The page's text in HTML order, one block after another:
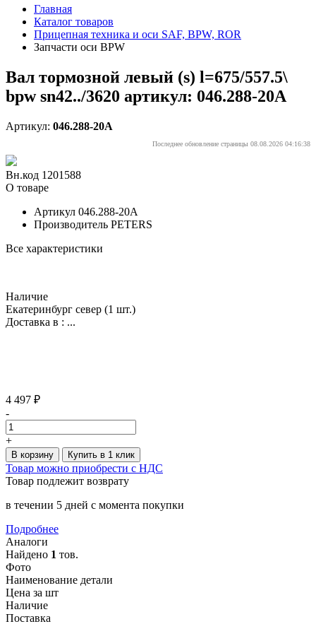
Главная
Каталог товаров
Прицепная техника и оси SAF, BPW, ROR
Запчасти оси BPW
Вал тормозной левый (s) l=675/557.5\
bpw sn42../3620 артикул: 046.288-20A
Артикул: 046.288-20A
Последнее обновление страницы 08.08.2026 04:16:38
Вн.код 1201588
О товаре
Артикул 046.288-20A
Производитель PETERS
Все характеристики
Наличие
Екатеринбург север (1 шт.)
Доставка в : ...
4 497 ₽
-
+
В корзину Купить в 1 клик
Товар можно приобрести с НДС
Товар подлежит возврату
в течении 5 дней с момента покупки
Подробнее
Аналоги
Найдено 1 тов.
Фото
Наименование детали
Цена за шт
Наличие
Поставка